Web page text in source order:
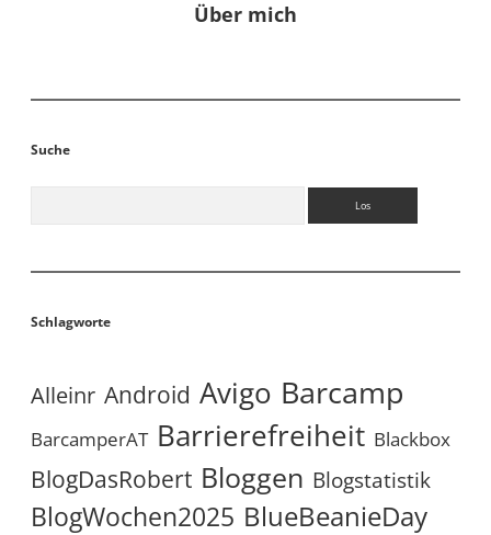
Über mich
Suche
Schlagworte
Alleinr Android Avigo Barcamp
BarcamperAT Barrierefreiheit Blackbox
BlogDasRobert Bloggen Blogstatistik
BlogWochen2025 BlueBeanieDay